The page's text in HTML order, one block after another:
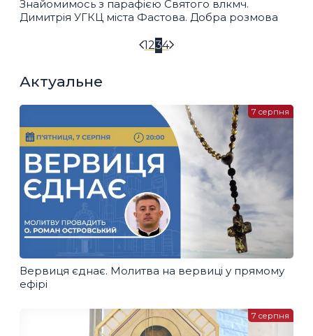
Знайомимось з парафією Святого влкмч.
Димитрія УГКЦ міста Фастова. Добра розмова
1234
Актуальне
Вервиця єднає. Молитва на вервиці у прямому
ефірі
7 серпня
7 серпня